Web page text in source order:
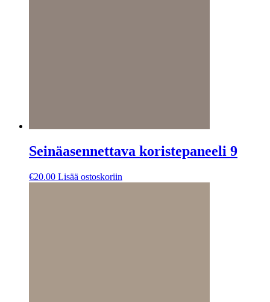
Seinäasennettava koristepaneeli 9
€20.00 Lisää ostoskoriin